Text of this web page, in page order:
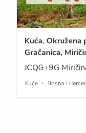
Kuća. Okružena
Gračanica,
JCQG+9G
Kuće Bosna i